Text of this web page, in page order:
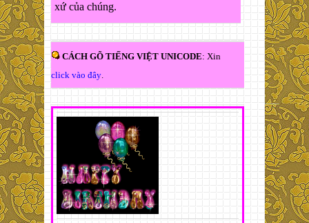
xứ của chúng.
CÁCH GÕ TIẾNG VIỆT UNICODE: Xin
click vào đây.